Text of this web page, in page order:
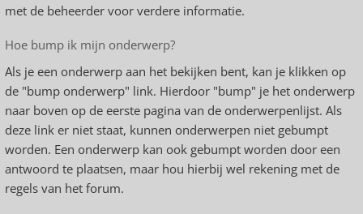
met de beheerder voor verdere informatie.
Hoe bump ik mijn onderwerp?
Als je een onderwerp aan het bekijken bent, kan je klikken op
de "bump onderwerp" link. Hierdoor "bump" je het onderwerp
naar boven op de eerste pagina van de onderwerpenlijst. Als
deze link er niet staat, kunnen onderwerpen niet gebumpt
worden. Een onderwerp kan ook gebumpt worden door een
antwoord te plaatsen, maar hou hierbij wel rekening met de
regels van het forum.